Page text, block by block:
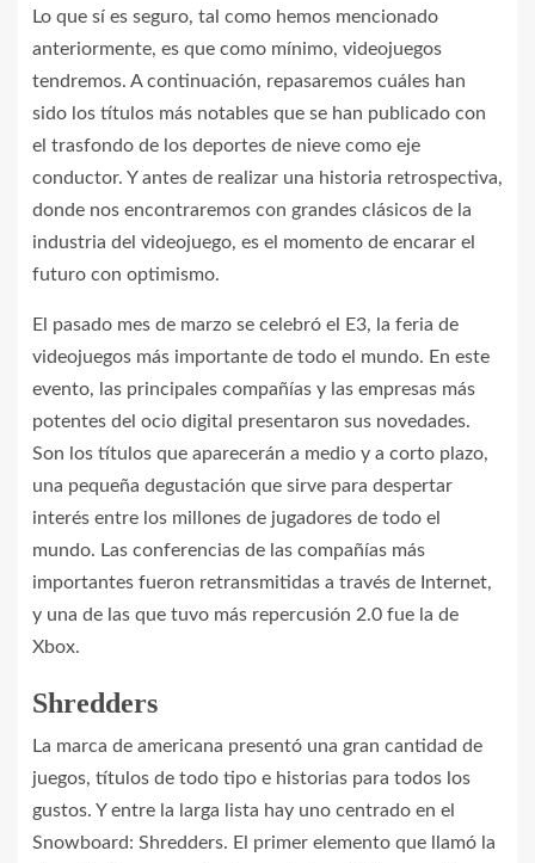
Lo que sí es seguro, tal como hemos mencionado
anteriormente, es que como mínimo, videojuegos
tendremos. A continuación, repasaremos cuáles han
sido los títulos más notables que se han publicado con
el trasfondo de los deportes de nieve como eje
conductor. Y antes de realizar una historia retrospectiva,
donde nos encontraremos con grandes clásicos de la
industria del videojuego, es el momento de encarar el
futuro con optimismo.
El pasado mes de marzo se celebró el E3, la feria de
videojuegos más importante de todo el mundo. En este
evento, las principales compañías y las empresas más
potentes del ocio digital presentaron sus novedades.
Son los títulos que aparecerán a medio y a corto plazo,
una pequeña degustación que sirve para despertar
interés entre los millones de jugadores de todo el
mundo. Las conferencias de las compañías más
importantes fueron retransmitidas a través de Internet,
y una de las que tuvo más repercusión 2.0 fue la de
Xbox.
Shredders
La marca de americana presentó una gran cantidad de
juegos, títulos de todo tipo e historias para todos los
gustos. Y entre la larga lista hay uno centrado en el
Snowboard: Shredders. El primer elemento que llamó la